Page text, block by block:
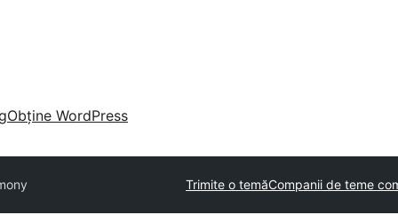
Obține WordPress
Trimite o temăCompanii de teme